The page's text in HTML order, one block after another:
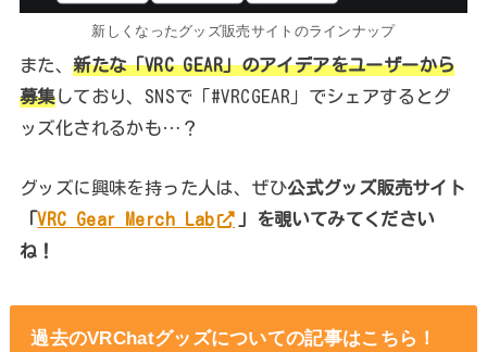
新しくなったグッズ販売サイトのラインナップ
また、新たな「VRC GEAR」のアイデアをユーザーから
募集しており、SNSで「#VRCGEAR」でシェアするとグ
ッズ化されるかも…？
グッズに興味を持った人は、ぜひ公式グッズ販売サイト
「VRC Gear Merch Lab
」を覗いてみてください
ね！
過去のVRChatグッズについての記事はこちら！